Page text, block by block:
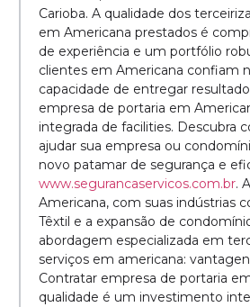
Carioba. A qualidade dos
em Americana prestados é
de experiência e um portfólio
clientes em Americana confiam
capacidade de entregar
empresa de portaria em
integrada de facilities. Descubra
ajudar sua empresa ou
novo patamar de segurança e
www.segurancaservicos.com.br.
Americana, com suas indústrias
Têxtil e a expansão de
abordagem especializada em
serviços em americana:
Contratar empresa de portaria
qualidade é um investimento